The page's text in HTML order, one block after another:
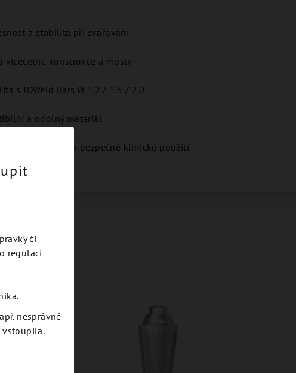
a stabilita při svařování
vícečetné konstrukce a mosty
s JDWeld Bars Ø 1.2 / 1.5 / 2.0
a odolný materiál
pro rychlé a bezpečné klinické použití
či
regulaci
nesprávné
vstoupila.